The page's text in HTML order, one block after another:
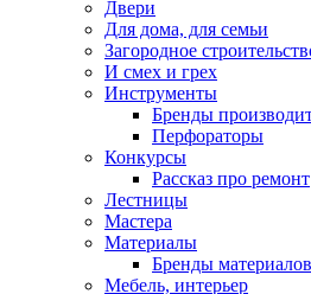
Двери
Для дома, для семьи
Загородное
И смех и грех
Инструменты
Бренды
Перфораторы
Конкурсы
Рассказ про ремонт
Лестницы
Мастера
Материалы
Бренды материалов
Мебель, интерьер